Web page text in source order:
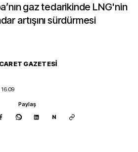
gaz tedarikinde LNG'nin
artışını sürdürmesi
GAZETESI
Paylaş
N